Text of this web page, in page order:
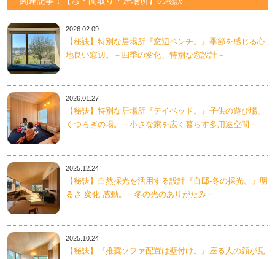
2026.02.09
【秘訣】特別な居場所『窓辺ベンチ。』季節を感じる心
地良い窓辺。－四季の変化、特別な窓設計－
2026.01.27
【秘訣】特別な居場所『デイベッド。』子供の遊び場、
くつろぎの場。－小さな家を広く暮らす多用途空間－
2025.12.24
【秘訣】自然採光を活用する設計『自邸-冬の採光。』明
るさ-変化-感動。－冬の光のありがたみ－
2025.10.24
【秘訣】『推奨ソファ配置は壁付け。』座る人の顔が見